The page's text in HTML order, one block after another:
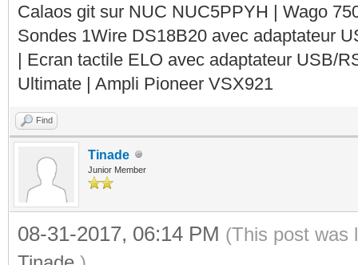
Calaos git sur NUC NUC5PPYH | Wago
Sondes 1Wire DS18B20 avec adaptateur
| Ecran tactile ELO avec adaptateur USB/
Ultimate | Ampli Pioneer VSX921
Find
Tinade
Junior Member
08-31-2017, 06:14 PM (This post was